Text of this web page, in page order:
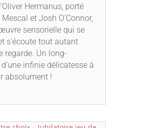
Hermanus, porté
et Josh O’Connor,
sensorielle qui se
s’écoute tout autant
regarde. Un long-
infinie délicatesse à
absolument !